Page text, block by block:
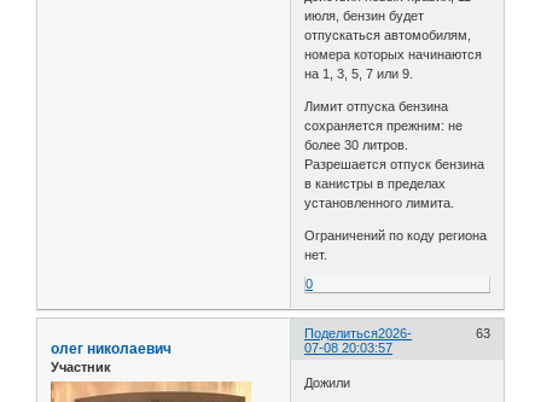
июля, бензин будет
отпускаться автомобилям,
номера которых начинаются
на 1, 3, 5, 7 или 9.
Лимит отпуска бензина
сохраняется прежним: не
более 30 литров.
Разрешается отпуск бензина
в канистры в пределах
установленного лимита.
Ограничений по коду региона
нет.
0
Поделиться 63
2026-
07-08 20:03:57
олег николаевич
Участник
Дожили